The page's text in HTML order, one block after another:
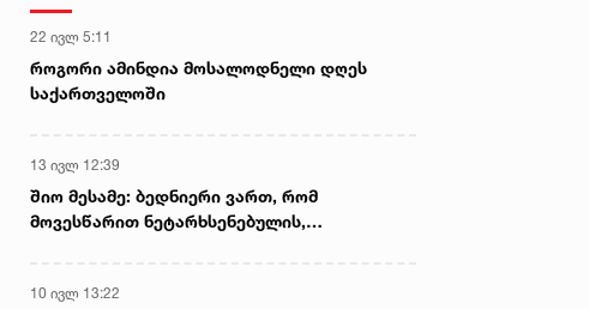
22 ივლ 5:11
როგორი ამინდია მოსალოდნელი დღეს
საქართველოში
13 ივლ 12:39
შიო მესამე: ბედნიერი ვართ, რომ
მოვესწარით ნეტარხსენებულის,
10 ივლ 13:22